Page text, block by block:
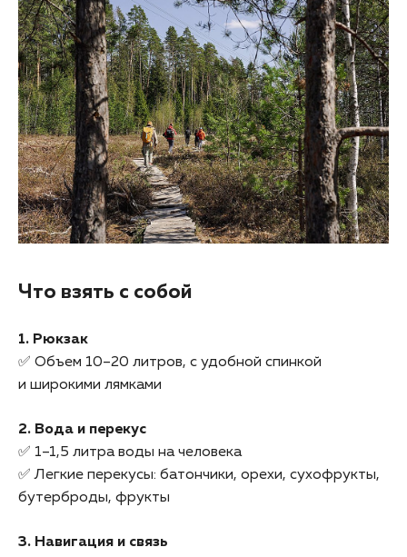
Что взять с собой
1. Рюкзак
✅ Объем 10–20 литров, с удобной спинкой
и широкими лямками
2. Вода и перекус
✅ 1–1,5 литра воды на человека
✅ Легкие перекусы: батончики, орехи, сухофрукты,
бутерброды, фрукты
3. Навигация и связь